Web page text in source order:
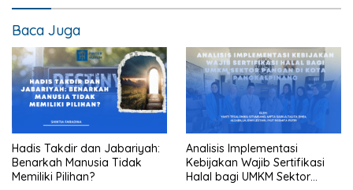
Baca Juga
Hadis Takdir dan Jabariyah:
Benarkah Manusia Tidak
Memiliki Pilihan?
Analisis Implementasi
Kebijakan Wajib Sertifikasi
Halal bagi UMKM Sektor